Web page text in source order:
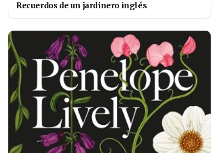
Recuerdos de un jardinero inglés